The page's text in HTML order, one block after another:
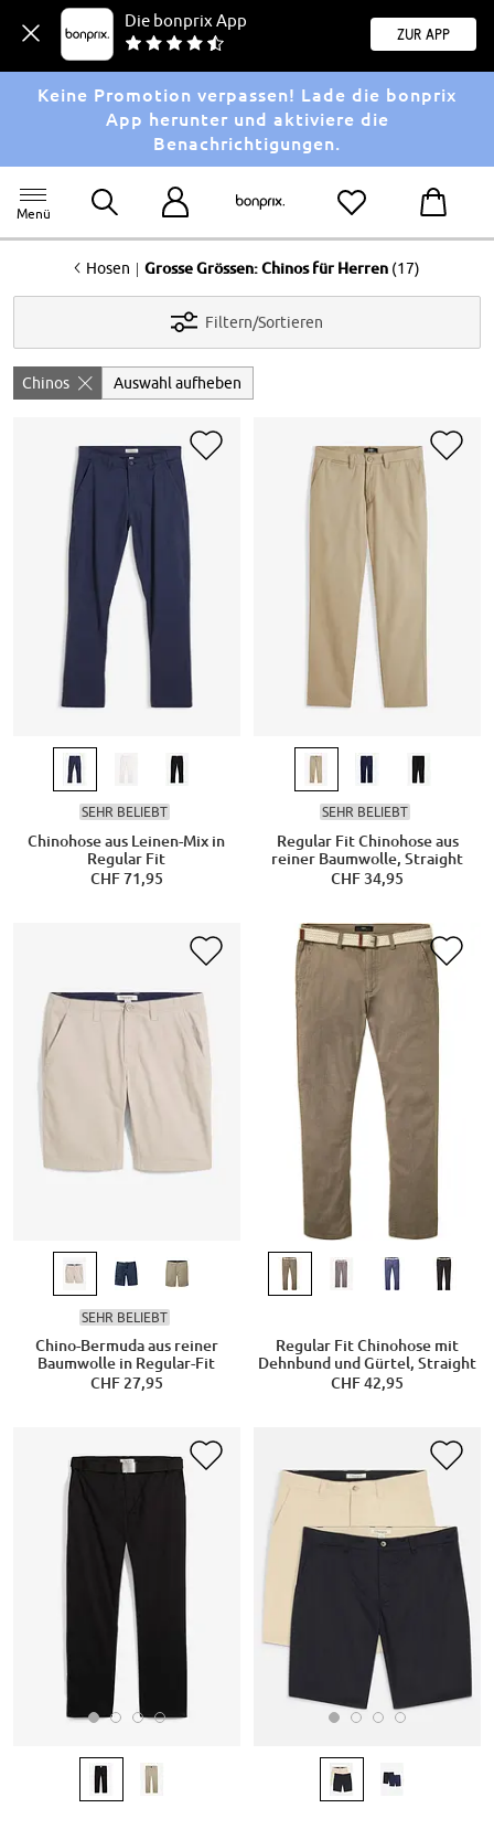
Die bonprix App
Zur App
Keine Promotion verpassen! Lade die bonprix
App herunter und aktiviere die
Benachrichtigungen.
Menü
<Hosen | Grosse Grössen: Chinos für Herren (17)
Filtern/Sortieren
Chinos Auswahl aufheben
SEHR BELIEBT
Chinohose aus Leinen-Mix in
Regular Fit
CHF 71,95
SEHR BELIEBT
Regular Fit Chinohose aus
reiner Baumwolle, Straight
CHF 34,95
SEHR BELIEBT
Chino-Bermuda aus reiner
Baumwolle in Regular-Fit
CHF 27,95
Regular Fit Chinohose mit
Dehnbund und Gürtel, Straight
CHF 42,95